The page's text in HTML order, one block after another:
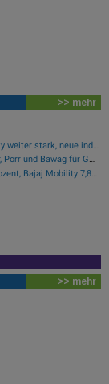
>> mehr
Wiener Börse Party #1216: ATX schwächer, Bajaj Mobility weiter stark, neue indische Freunde und Rajiv Bajaj mein Man of the Day
Wie Österreichische Post, AT&S, Wienerberger, Palfinger, Porr und Bawag für Gesprächsstoff im ATX sorgten
Wiener Börse Nebenwerte-Blick: Marinomed steigt 8 Prozent, Bajaj Mobility 7,84 Prozent
>> mehr